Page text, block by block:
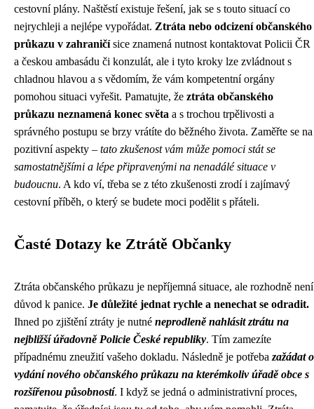
cestovní plány. Naštěstí existuje řešení, jak se s touto situací co
nejrychleji a nejlépe vypořádat. Ztráta nebo odcizení občanského
průkazu v zahraničísice znamená nutnost kontaktovat Policii ČR
a českou ambasádu či konzulát, ale i tyto kroky lze zvládnout s
chladnou hlavou a s vědomím, že vám kompetentní orgány
pomohou situaci vyřešit. Pamatujte, že ztráta občanského
průkazu neznamená konec světa a s trochou trpělivosti a
správného postupu se brzy vrátíte do běžného života. Zaměřte se na
pozitivní aspekty – tato zkušenost vám může pomoci stát se
samostatnějšími a lépe připravenými na nenadálé situace v
budoucnu. A kdo ví, třeba se z této zkušenosti zrodí i zajímavý
cestovní příběh, o který se budete moci podělit s přáteli.
Časté Dotazy ke Ztrátě Občanky
Ztráta občanského průkazu je nepříjemná situace, ale rozhodně není
důvod k panice. Je důležité jednat rychle a nenechat se odradit.
Ihned po zjištění ztráty je nutné neprodleně nahlásit ztrátu na
nejbližší úřadovně Policie České republiky. Tím zamezíte
případnému zneužití vašeho dokladu. Následně je potřeba zažádat o
vydání nového občanského průkazu na kterémkoliv úřadě obce s
rozšířenou působností. I když se jedná o administrativní proces,